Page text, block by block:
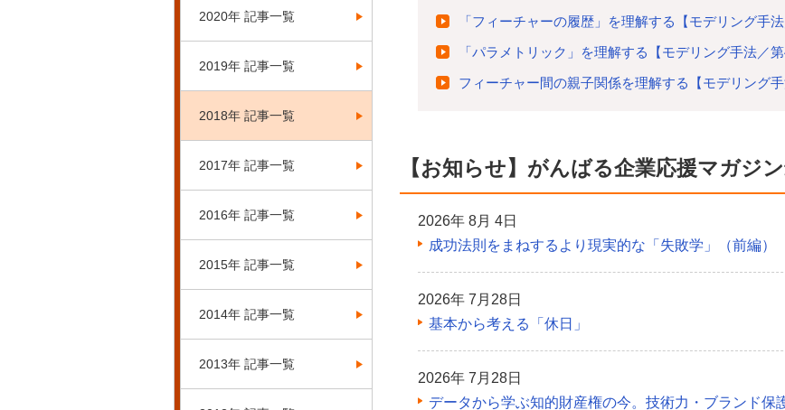
「フィーチャーの履歴」を理解する【モデリング手法
「パラメトリック」を理解する【モデリング手法／第
フィーチャー間の親子関係を理解する【モデリング手
【お知らせ】がんばる企業応援マガジ
2026年 8月 4日
成功法則をまねするより現実的な「失敗学」（前編）
2026年 7月28日
基本から考える「休日」
2026年 7月28日
データから学ぶ知的財産権の今。技術力・ブランド保
2020年 記事一覧
2019年 記事一覧
2018年 記事一覧
2017年 記事一覧
2016年 記事一覧
2015年 記事一覧
2014年 記事一覧
2013年 記事一覧